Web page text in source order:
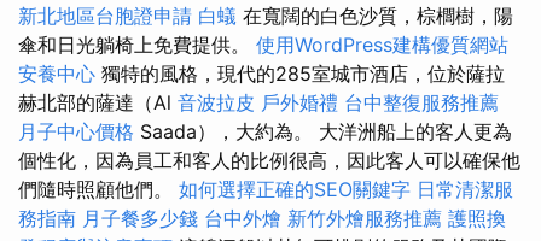
新北地區台胞證申請 白蟻 在寬闊的白色沙質，棕櫚樹，陽
傘和日光躺椅上免費提供。 使用WordPress建構優質網站
安養中心 獨特的風格，現代的285室城市酒店，位於薩拉
赫北部的薩達（Al 音波拉皮 戶外婚禮 台中整復服務推薦
月子中心價格 Saada），大約為。 大洋洲船上的客人更為
個性化，因為員工和客人的比例很高，因此客人可以確保他
們隨時照顧他們。 如何選擇正確的SEO關鍵字 日常清潔服
務指南 月子餐多少錢 台中外燴 新竹外燴服務推薦 護照換